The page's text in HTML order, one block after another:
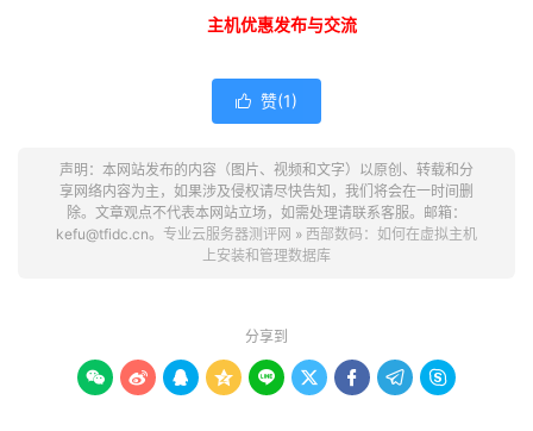
主机优惠发布与交流
 赞(1)
声明：本网站发布的内容（图片、视频和文字）以原创、转载和分
享网络内容为主，如果涉及侵权请尽快告知，我们将会在一时间删
除。文章观点不代表本网站立场，如需处理请联系客服。邮箱：
kefu@tfidc.cn。 专业云服务器测评网 » 西部数码：如何在虚拟主机
上安装和管理数据库
分享到
        